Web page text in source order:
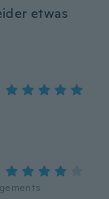
etwas